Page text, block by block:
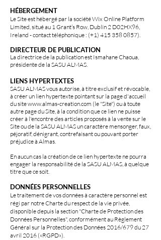
HÉBERGEMENT
Le Site est hébergé par la société Wix Online Platform
Limited, situé au 1 Grant’s Row, Dublin 2 D02HX96,
Ireland - contact téléphonique : (+1) 415 358 0857).
DIRECTEUR DE PUBLICATION
La directrice de la publicationest Ismahane Chaoua,
présidente de la SASU ALMAS.
LIENS HYPERTEXTES
SASU ALMAS vous autorise, à titre exclusif et révocable,
à créer un lien hypertexte pointant sur la page d'accueil
du sitewww.almas-creation.com (le "Site") ou à toute
autre page du Site, à la condition que ce lien ne puisse
créer à l'encontre des articles proposés à la vente sur le
Site ou de la SASU ALMAS un caractère mensonger, faux,
péjoratif, dénigrant, contrefaisant ou pouvant porter
préjudice à Almas.
En aucun cas la création de ce lien hypertexte ne pourra
engager la responsabilité de la SASU ALMAS, à quelque
titre que ce soit.
DONNÉES PERSONNELLES
Le traitement de vos données à caractère personnel est
régi par notre Charte du respect de la vie privée,
disponible depuis la section "Charte de Protection des
Données Personnelles", conformément au Règlement
Général sur la Protection des Données 2016/679 du 27
avril 2016 («RGPD»).